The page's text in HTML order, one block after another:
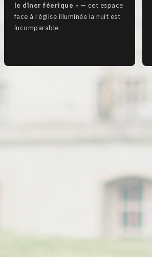
le dîner féerique » — cet espace
face à l’église illuminée la nuit est
incomparable